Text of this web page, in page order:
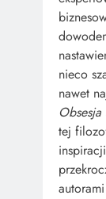
nieco
nawet
tej